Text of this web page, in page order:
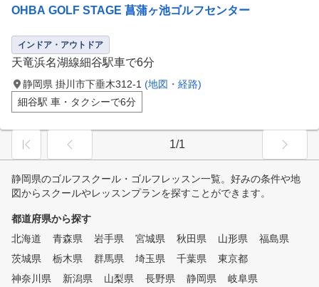
OHBA GOLF STAGE 菖蒲ヶ池ゴルフセンター
インドア・アウトドア
天竜浜名湖線細谷駅車で6分
静岡県 掛川市下垂木312-1 (地図・経路)
細谷駅 車・タクシーで6分
1/1
静岡県のゴルフスクール・ゴルフレッスン一覧。好みの条件や地
図からスクールやレッスンプランを探すことができます。
都道府県から探す
北海道
青森県 岩手県 宮城県 秋田県 山形県
福島県
茨城県
栃木県 群馬県 埼玉県 千葉県
東京都
神奈川県
新潟県 山梨県 長野県 静岡県
岐阜県